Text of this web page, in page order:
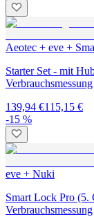
Aeotec + eve +
Starter Set - mit
Verbrauchsmessung
139,94 €115,15 €
-15 %
eve + Nuki
Smart Lock Pro (5.
Verbrauchsmessung